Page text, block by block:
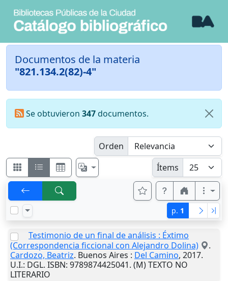
Documentos de la materia
"821.134.2(82)-4"
Se obtuvieron 347documentos.
Orden
Ítems
p. 1
Testimonio de un final de análisis : Éxtimo
(Correspondencia ficcional con Alejandro Dolina)
.
Cardozo, Beatriz. Buenos Aires : Del Camino, 2017.
U.I.: DGL. ISBN: 9789874425041. (M) TEXTO NO
LITERARIO